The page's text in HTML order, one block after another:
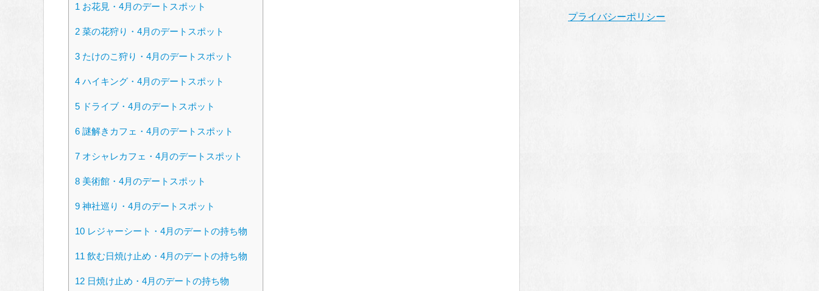
1 お花見・4月のデートスポット
2 菜の花狩り・4月のデートスポット
3 たけのこ狩り・4月のデートスポット
4 ハイキング・4月のデートスポット
5 ドライブ・4月のデートスポット
6 謎解きカフェ・4月のデートスポット
7 オシャレカフェ・4月のデートスポット
8 美術館・4月のデートスポット
9 神社巡り・4月のデートスポット
10 レジャーシート・4月のデートの持ち物
11 飲む日焼け止め・4月のデートの持ち物
12 日焼け止め・4月のデートの持ち物
プライバシーポリシー